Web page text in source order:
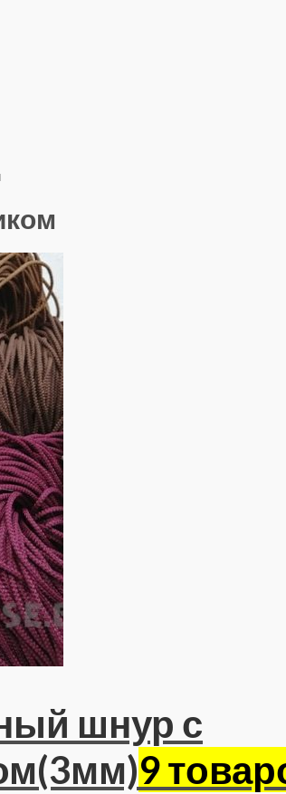
шнур с
9